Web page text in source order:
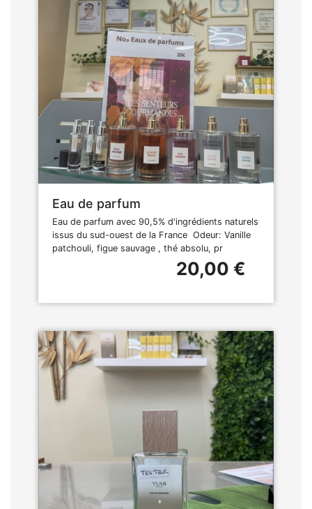
Eau de parfum
Eau de parfum avec 90,5% d'ingrédients naturels
issus du sud-ouest de la France Odeur: Vanille
patchouli, figue sauvage , thé absolu, pr
20,00 €